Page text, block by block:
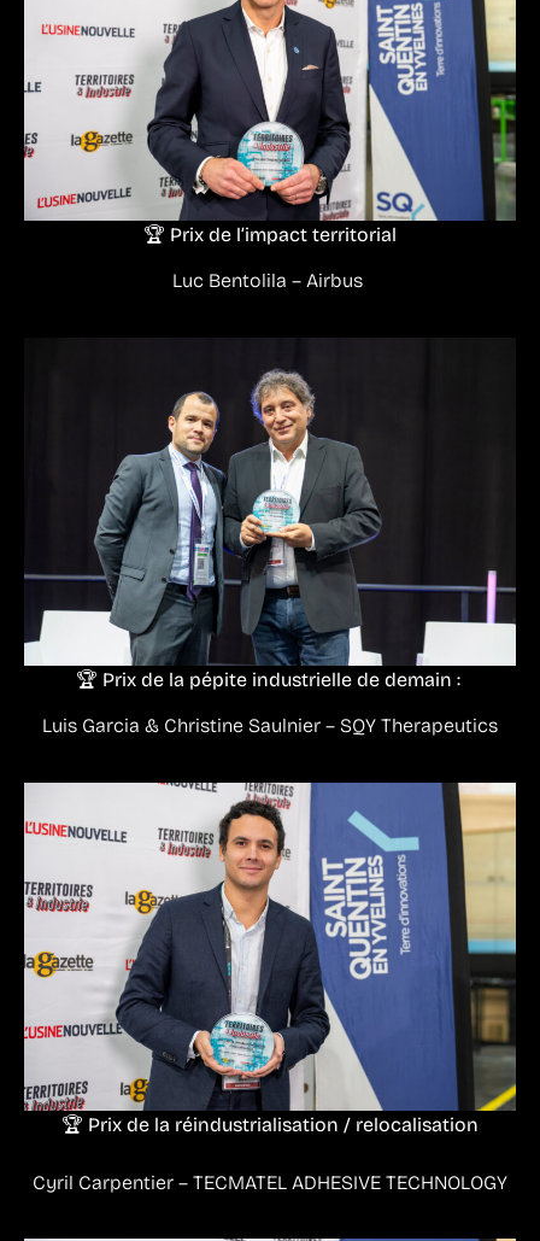
🏆 Prix de l’impact territorial
Luc Bentolila – Airbus
🏆 Prix de la pépite industrielle de demain :
Luis Garcia & Christine Saulnier – SQY Therapeutics
🏆 Prix de la réindustrialisation / relocalisation
Cyril Carpentier – TECMATEL ADHESIVE TECHNOLOGY